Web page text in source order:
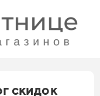
скидок